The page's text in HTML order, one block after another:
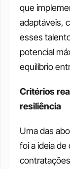
que
adaptáveis,
esses
potencial
equilíbrio
Critérios
resiliência
Uma das
foi a ideia